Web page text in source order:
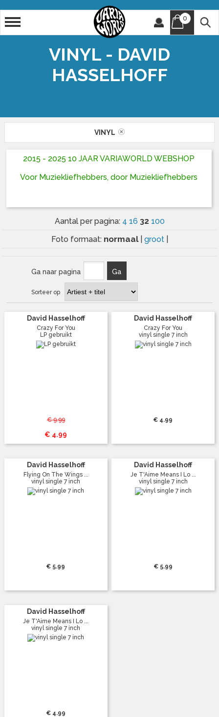
0
VINYL - DAVID
HASSELHOFF
VINYL
2015 - 2025 10 JAAR VARIAWORLD WEBSHOP
Voor Muziekliefhebbers, door Muziekliefhebbers
Aantal per pagina: 4 16 32 100
Foto formaat: normaal groot
Ga naar pagina Ga
Sorteer op
David Hasselhoff
Crazy For You
LP gebruikt
€ 9.99
€ 4.99
David Hasselhoff
Crazy For You
vinyl single 7 inch
€ 4.99
David Hasselhoff
Flying On The Wings ...
vinyl single 7 inch
€ 5.99
David Hasselhoff
Je T'Aime Means I Lo ...
vinyl single 7 inch
€ 5.99
David Hasselhoff
Je T'Aime Means I Lo ...
vinyl single 7 inch
€ 4.99